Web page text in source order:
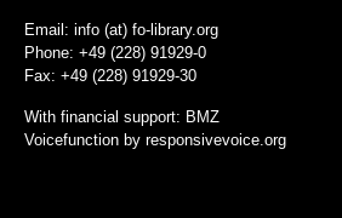
Email: info (at) fo-library.org
Phone: +49 (228) 91929-0
Fax: +49 (228) 91929-30
With financial support: BMZ
Voicefunction by responsivevoice.org